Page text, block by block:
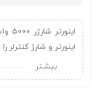
اینورتر و شارژ
برق شهر را نیز دارد.
بیشـتر